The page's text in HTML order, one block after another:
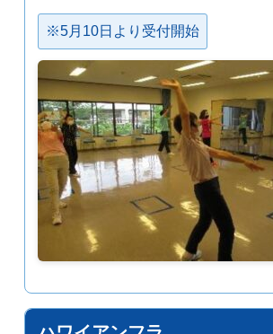
※5月10日より受付開始